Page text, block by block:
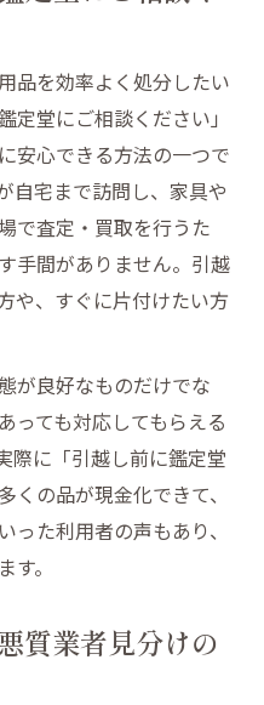
品を効率よく処分したい
定堂にご相談ください」
安心できる方法の一つで
自宅まで訪問し、家具や
で査定・買取を行うた
手間がありません。引越
や、すぐに片付けたい方
が良好なものだけでな
っても対応してもらえる
際に「引越し前に鑑定堂
くの品が現金化できて、
た利用者の声もあり、
。
質業者見分けの